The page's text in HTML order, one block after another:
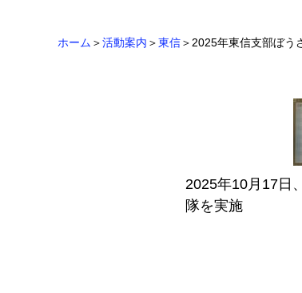
ホーム ＞活動案内 ＞東信＞2025年東信支部ぼう
2025年10月17日
隊を実施